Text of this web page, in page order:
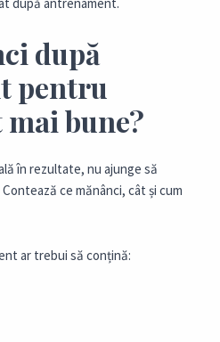
după
pentru
bune?
în rezultate, nu ajunge să
ce mănânci, cât și cum
ar trebui să conțină: